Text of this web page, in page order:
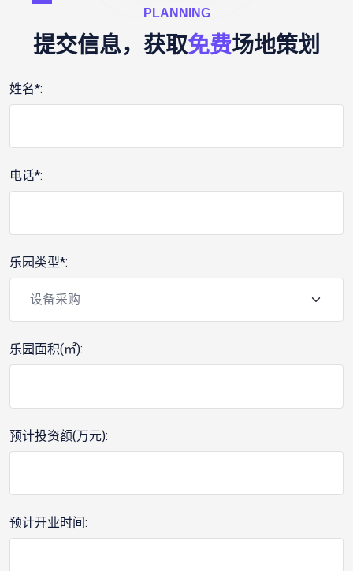
PLANNING
提交信息，获取免费场地策划
姓名*:
电话*:
乐园类型*:
乐园面积(㎡):
预计投资额(万元):
预计开业时间: